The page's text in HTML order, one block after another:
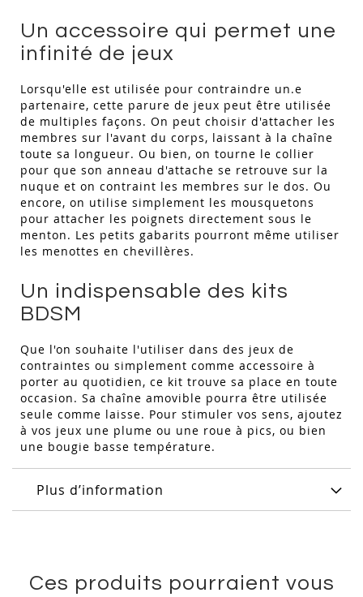
Un accessoire qui permet une
infinité de jeux
Lorsqu'elle est utilisée pour contraindre un.e
partenaire, cette parure de jeux peut être utilisée
de multiples façons. On peut choisir d'attacher les
membres sur l'avant du corps, laissant à la chaîne
toute sa longueur. Ou bien, on tourne le collier
pour que son anneau d'attache se retrouve sur la
nuque et on contraint les membres sur le dos. Ou
encore, on utilise simplement les mousquetons
pour attacher les poignets directement sous le
menton. Les petits gabarits pourront même utiliser
les menottes en chevillères.
Un indispensable des kits
BDSM
Que l'on souhaite l'utiliser dans des jeux de
contraintes ou simplement comme accessoire à
porter au quotidien, ce kit trouve sa place en toute
occasion. Sa chaîne amovible pourra être utilisée
seule comme laisse. Pour stimuler vos sens, ajoutez
à vos jeux une plume ou une roue à pics, ou bien
une bougie basse température.
Plus d’information
Ces produits pourraient vous